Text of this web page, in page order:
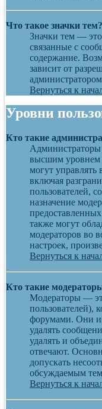
Что такое значки тем?
Значки тем —
связанные с
содержание.
зависит от
Вернуться к
Уровни
Кто такие
Администраторы
высшим уровнем
могут управлять
включая
пользователей,
назначение
также могут
модераторов во
настроек,
Вернуться к
Кто такие
Модераторы —
пользователей),
форумами. Они
удалять
удалять и
отвечают.
допускать
обсуждаемым
Вернуться к